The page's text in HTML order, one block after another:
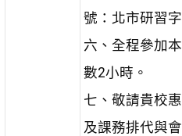
號：北市研習
六、全程參加
數2小時。
七、敬請貴校
及課務排代與會